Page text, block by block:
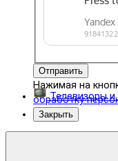
Отправить
Нажимая на
обработку
Закрыть
Телевизоры